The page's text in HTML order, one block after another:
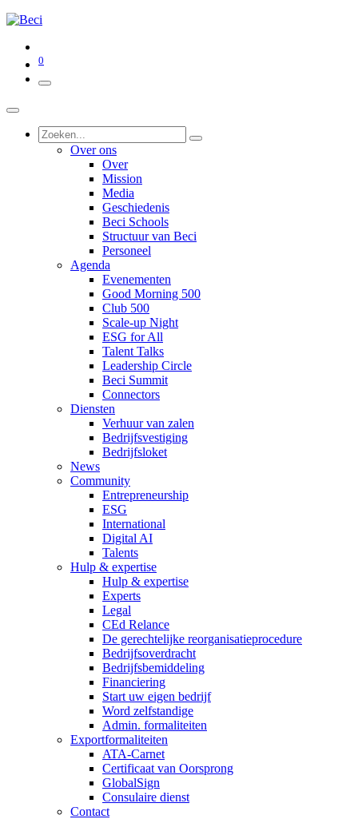
0
Over ons
Over
Mission
Media
Geschiedenis
Beci Schools
Structuur van Beci
Personeel
Agenda
Evenementen
Good Morning 500
Club 500
Scale-up Night
ESG for All
Talent Talks
Leadership Circle
Beci Summit
Connectors
Diensten
Verhuur van zalen
Bedrijfsvestiging
Bedrijfsloket
News
Community
Entrepreneurship
ESG
International
Digital AI
Talents
Hulp & expertise
Hulp & expertise
Experts
Legal
CEd Relance
De gerechtelijke reorganisatieprocedure
Bedrijfsoverdracht
Bedrijfsbemiddeling
Financiering
Start uw eigen bedrijf
Word zelfstandige
Admin. formaliteiten
Exportformaliteiten
ATA-Carnet
Certificaat van Oorsprong
GlobalSign
Consulaire dienst
Contact